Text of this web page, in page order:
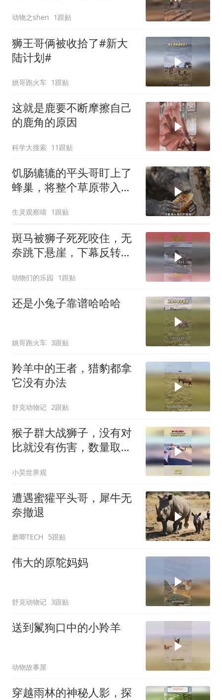
动物之shen 1跟贴
狮王哥俩被收拾了#新大
陆计划#
姚哥跑火车 1跟贴
这就是鹿要不断摩擦自己
的鹿角的原因
科学大搜索 11跟贴
饥肠辘辘的平头哥盯上了
蜂巢，将整个草原带入了
生灵观察喵 1跟贴
斑马被狮子死死咬住，无
奈跳下悬崖，下幕反转来
动物们的乐园 1跟贴
还是小兔子靠谱哈哈哈
姚哥跑火车 3跟贴
羚羊中的王者，猎豹都拿
它没有办法
舒克动物记 2跟贴
猴子群大战狮子，没有对
比就没有伤害，数量取胜
小昊世界观
遭遇蜜獾平头哥，犀牛无
奈撤退
磨唧TECH 5跟贴
伟大的原鸵妈妈
舒克动物记 3跟贴
送到鬣狗口中的小羚羊
动物故事屋
穿越雨林的神秘人影，探